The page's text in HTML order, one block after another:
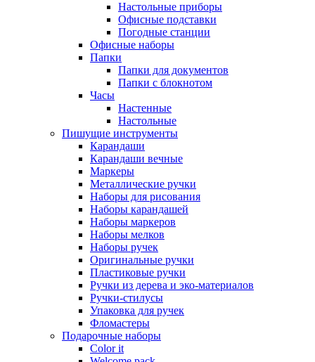
Настольные приборы
Офисные подставки
Погодные станции
Офисные наборы
Папки
Папки для документов
Папки с блокнотом
Часы
Настенные
Настольные
Пишущие инструменты
Карандаши
Карандаши вечные
Маркеры
Металлические ручки
Наборы для рисования
Наборы карандашей
Наборы маркеров
Наборы мелков
Наборы ручек
Оригинальные ручки
Пластиковые ручки
Ручки из дерева и эко-материалов
Ручки-стилусы
Упаковка для ручек
Фломастеры
Подарочные наборы
Color it